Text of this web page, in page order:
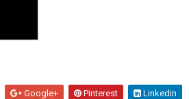
Google+ Pinterest Linkedin